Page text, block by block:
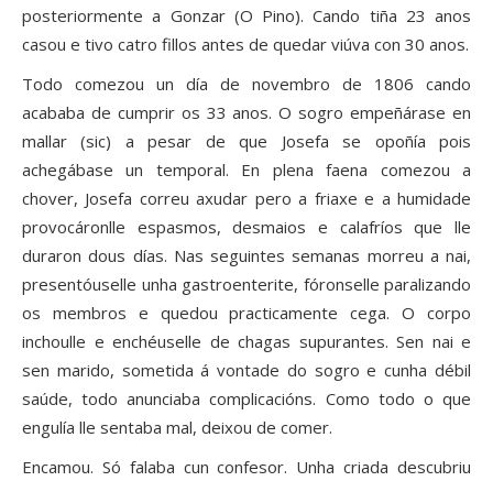
posteriormente a Gonzar (O Pino). Cando tiña 23 anos
casou e tivo catro fillos antes de quedar viúva con 30 anos.
Todo comezou un día de novembro de 1806 cando
acababa de cumprir os 33 anos. O sogro empeñárase en
mallar (sic) a pesar de que Josefa se opoñía pois
achegábase un temporal. En plena faena comezou a
chover, Josefa correu axudar pero a friaxe e a humidade
provocáronlle espasmos, desmaios e calafríos que lle
duraron dous días. Nas seguintes semanas morreu a nai,
presentóuselle unha gastroenterite, fóronselle paralizando
os membros e quedou practicamente cega. O corpo
inchoulle e enchéuselle de chagas supurantes. Sen nai e
sen marido, sometida á vontade do sogro e cunha débil
saúde, todo anunciaba complicacións. Como todo o que
engulía lle sentaba mal, deixou de comer.
Encamou. Só falaba cun confesor. Unha criada descubriu